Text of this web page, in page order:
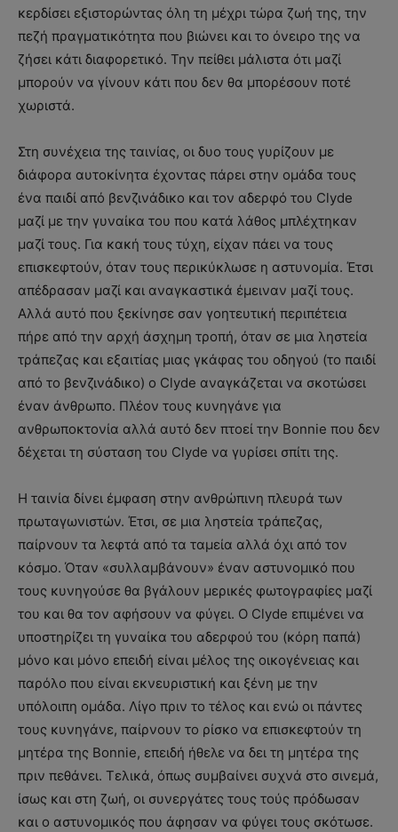
κερδίσει εξιστορώντας όλη τη μέχρι τώρα ζωή της, την
πεζή πραγματικότητα που βιώνει και το όνειρο της να
ζήσει κάτι διαφορετικό. Την πείθει μάλιστα ότι μαζί
μπορούν να γίνουν κάτι που δεν θα μπορέσουν ποτέ
χωριστά.
Στη συνέχεια της ταινίας, οι δυο τους γυρίζουν με
διάφορα αυτοκίνητα έχοντας πάρει στην ομάδα τους
ένα παιδί από βενζινάδικο και τον αδερφό του Clyde
μαζί με την γυναίκα του που κατά λάθος μπλέχτηκαν
μαζί τους. Για κακή τους τύχη, είχαν πάει να τους
επισκεφτούν, όταν τους περικύκλωσε η αστυνομία. Έτσι
απέδρασαν μαζί και αναγκαστικά έμειναν μαζί τους.
Αλλά αυτό που ξεκίνησε σαν γοητευτική περιπέτεια
πήρε από την αρχή άσχημη τροπή, όταν σε μια ληστεία
τράπεζας και εξαιτίας μιας γκάφας του οδηγού (το παιδί
από το βενζινάδικο) ο Clyde αναγκάζεται να σκοτώσει
έναν άνθρωπο. Πλέον τους κυνηγάνε για
ανθρωποκτονία αλλά αυτό δεν πτοεί την Bonnie που δεν
δέχεται τη σύσταση του Clyde να γυρίσει σπίτι της.
Η ταινία δίνει έμφαση στην ανθρώπινη πλευρά των
πρωταγωνιστών. Έτσι, σε μια ληστεία τράπεζας,
παίρνουν τα λεφτά από τα ταμεία αλλά όχι από τον
κόσμο. Όταν «συλλαμβάνουν» έναν αστυνομικό που
τους κυνηγούσε θα βγάλουν μερικές φωτογραφίες μαζί
του και θα τον αφήσουν να φύγει. Ο Clyde επιμένει να
υποστηρίζει τη γυναίκα του αδερφού του (κόρη παπά)
μόνο και μόνο επειδή είναι μέλος της οικογένειας και
παρόλο που είναι εκνευριστική και ξένη με την
υπόλοιπη ομάδα. Λίγο πριν το τέλος και ενώ οι πάντες
τους κυνηγάνε, παίρνουν το ρίσκο να επισκεφτούν τη
μητέρα της Bonnie, επειδή ήθελε να δει τη μητέρα της
πριν πεθάνει. Τελικά, όπως συμβαίνει συχνά στο σινεμά,
ίσως και στη ζωή, οι συνεργάτες τους τούς πρόδωσαν
και ο αστυνομικός που άφησαν να φύγει τους σκότωσε.